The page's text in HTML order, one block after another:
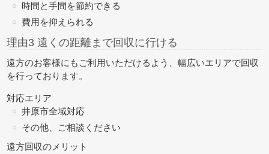
時間と手間を節約できる
費用を抑えられる
理由3 遠くの距離まで回収に行ける
遠方のお客様にもご利用いただけるよう、幅広いエリアで回収
を行っております。
対応エリア
井原市全域対応
その他、ご相談ください
遠方回収のメリット